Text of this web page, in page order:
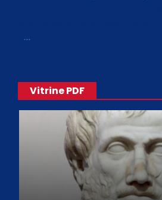
…
Vitrine PDF